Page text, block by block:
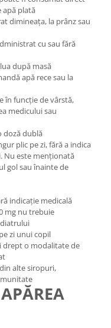
apă plată
dimineața, la prânz sau
cu sau fără
după masă
apă rece sau la
în funcție de vârstă,
medicului sau
doză dublă
plic pe zi, fără a indica
Nu este menționată
gol sau înainte de
indicație medicală
mg nu trebuie
zi unui copil
drept o modalitate de
alte siropuri,